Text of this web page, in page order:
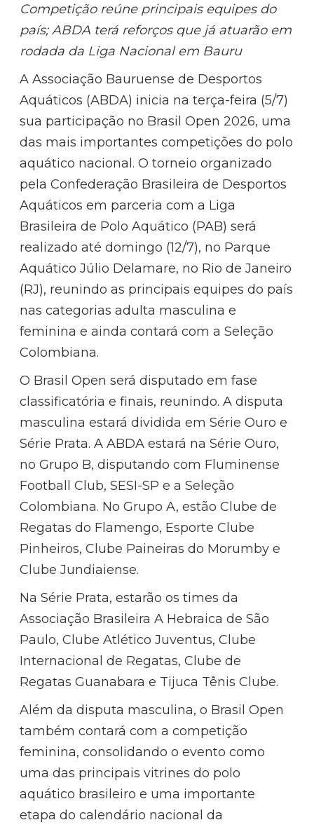
Competição reúne principais equipes do
país; ABDA terá reforços que já atuarão em
rodada da Liga Nacional em Bauru
A Associação Bauruense de Desportos
Aquáticos (ABDA) inicia na terça-feira (5/7)
sua participação no Brasil Open 2026, uma
das mais importantes competições do polo
aquático nacional. O torneio organizado
pela Confederação Brasileira de Desportos
Aquáticos em parceria com a Liga
Brasileira de Polo Aquático (PAB) será
realizado até domingo (12/7), no Parque
Aquático Júlio Delamare, no Rio de Janeiro
(RJ), reunindo as principais equipes do país
nas categorias adulta masculina e
feminina e ainda contará com a Seleção
Colombiana.
O Brasil Open será disputado em fase
classificatória e finais, reunindo. A disputa
masculina estará dividida em Série Ouro e
Série Prata. A ABDA estará na Série Ouro,
no Grupo B, disputando com Fluminense
Football Club, SESI-SP e a Seleção
Colombiana. No Grupo A, estão Clube de
Regatas do Flamengo, Esporte Clube
Pinheiros, Clube Paineiras do Morumby e
Clube Jundiaiense.
Na Série Prata, estarão os times da
Associação Brasileira A Hebraica de São
Paulo, Clube Atlético Juventus, Clube
Internacional de Regatas, Clube de
Regatas Guanabara e Tijuca Tênis Clube.
Além da disputa masculina, o Brasil Open
também contará com a competição
feminina, consolidando o evento como
uma das principais vitrines do polo
aquático brasileiro e uma importante
etapa do calendário nacional da